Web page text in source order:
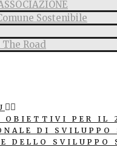
Sostenibile
Road
OBIETTIVI PER IL
DI SVILUPPO
DELLO SVILUPPO